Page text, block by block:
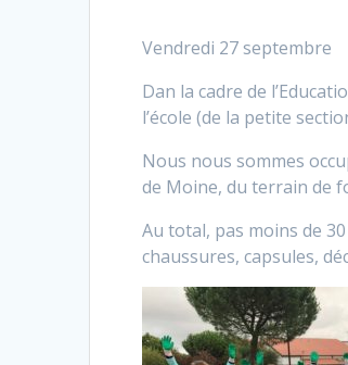
Vendredi 27 septembre
Dan la cadre de
l’école (de la petite
Nous nous sommes
de Moine, du terrain de
Au total, pas moins de
chaussures, capsules,